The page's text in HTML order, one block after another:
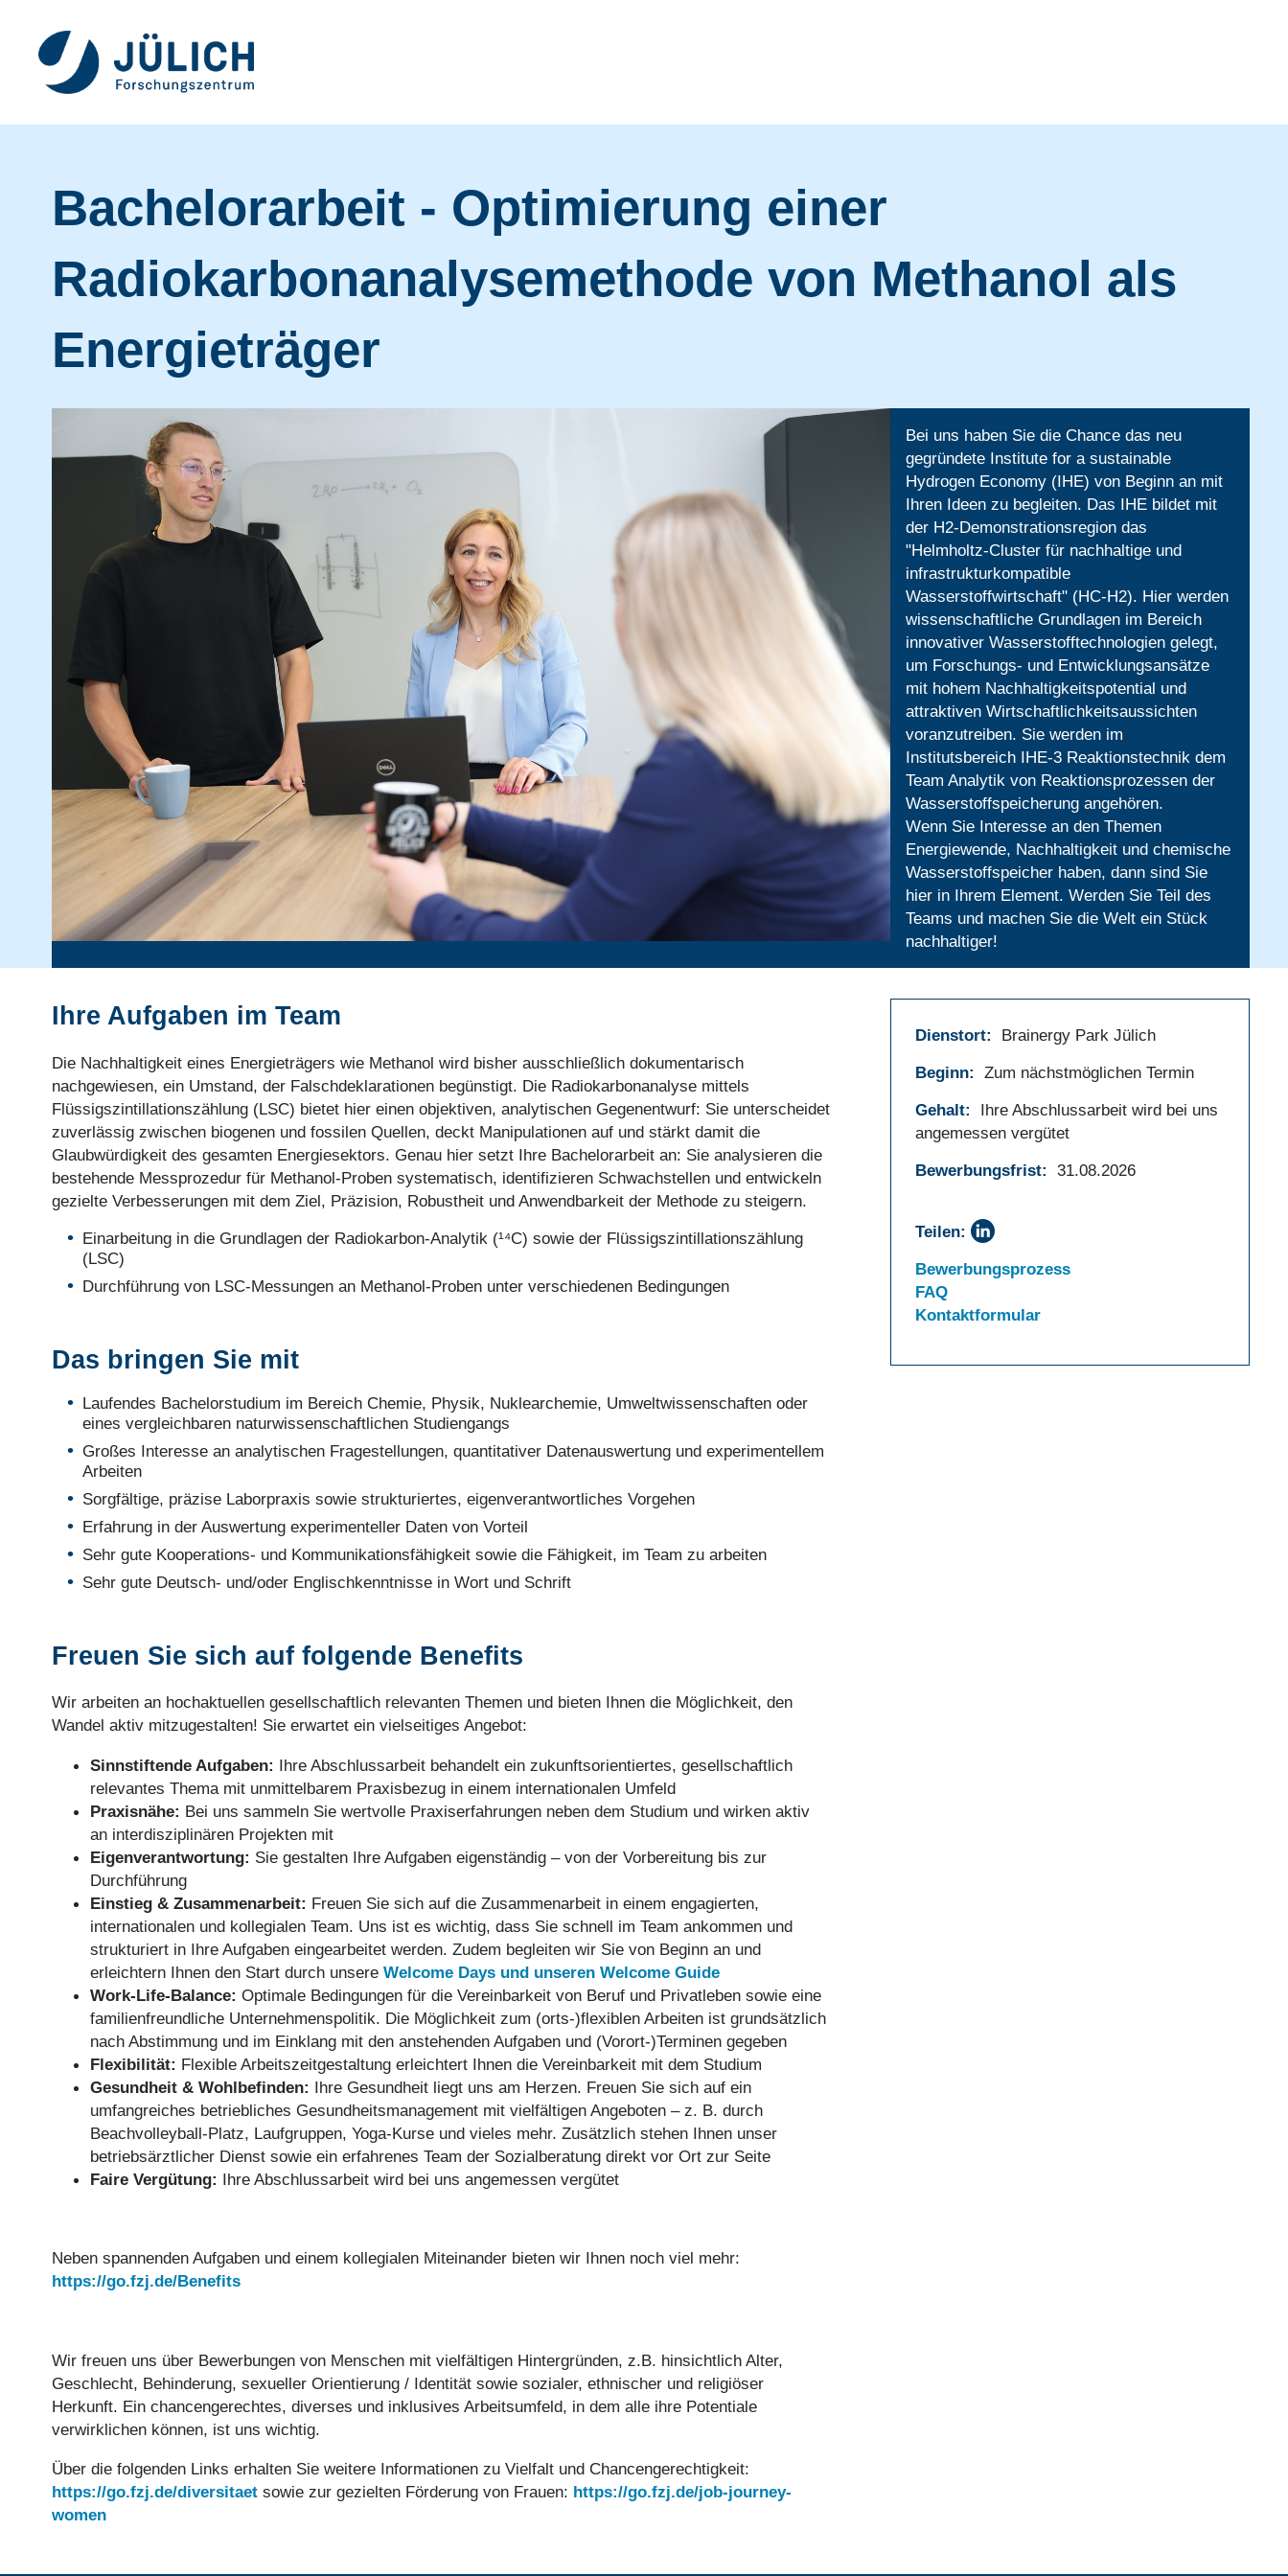
Bachelorarbeit - Optimierung einer
Radiokarbonanalysemethode von Methanol als
Energieträger
Bei uns haben Sie die Chance das neu
gegründete Institute for a sustainable
Hydrogen Economy (IHE) von Beginn an mit
Ihren Ideen zu begleiten. Das IHE bildet mit
der H2-Demonstrationsregion das
"Helmholtz-Cluster für nachhaltige und
infrastrukturkompatible
Wasserstoffwirtschaft" (HC-H2). Hier werden
wissenschaftliche Grundlagen im Bereich
innovativer Wasserstofftechnologien gelegt,
um Forschungs- und Entwicklungsansätze
mit hohem Nachhaltigkeitspotential und
attraktiven Wirtschaftlichkeitsaussichten
voranzutreiben. Sie werden im
Institutsbereich IHE-3 Reaktionstechnik dem
Team Analytik von Reaktionsprozessen der
Wasserstoffspeicherung angehören.
Wenn Sie Interesse an den Themen
Energiewende, Nachhaltigkeit und chemische
Wasserstoffspeicher haben, dann sind Sie
hier in Ihrem Element. Werden Sie Teil des
Teams und machen Sie die Welt ein Stück
nachhaltiger!
Ihre Aufgaben im Team
Die Nachhaltigkeit eines Energieträgers wie Methanol wird bisher ausschließlich dokumentarisch
nachgewiesen, ein Umstand, der Falschdeklarationen begünstigt. Die Radiokarbonanalyse mittels
Flüssigszintillationszählung (LSC) bietet hier einen objektiven, analytischen Gegenentwurf: Sie unterscheidet
zuverlässig zwischen biogenen und fossilen Quellen, deckt Manipulationen auf und stärkt damit die
Glaubwürdigkeit des gesamten Energiesektors. Genau hier setzt Ihre Bachelorarbeit an: Sie analysieren die
bestehende Messprozedur für Methanol-Proben systematisch, identifizieren Schwachstellen und entwickeln
gezielte Verbesserungen mit dem Ziel, Präzision, Robustheit und Anwendbarkeit der Methode zu steigern.
Einarbeitung in die Grundlagen der Radiokarbon-Analytik (¹⁴C) sowie der Flüssigszintillationszählung
(LSC)
Durchführung von LSC-Messungen an Methanol-Proben unter verschiedenen Bedingungen
Das bringen Sie mit
Laufendes Bachelorstudium im Bereich Chemie, Physik, Nuklearchemie, Umweltwissenschaften oder
eines vergleichbaren naturwissenschaftlichen Studiengangs
Großes Interesse an analytischen Fragestellungen, quantitativer Datenauswertung und experimentellem
Arbeiten
Sorgfältige, präzise Laborpraxis sowie strukturiertes, eigenverantwortliches Vorgehen
Erfahrung in der Auswertung experimenteller Daten von Vorteil
Sehr gute Kooperations- und Kommunikationsfähigkeit sowie die Fähigkeit, im Team zu arbeiten
Sehr gute Deutsch- und/oder Englischkenntnisse in Wort und Schrift
Freuen Sie sich auf folgende Benefits
Wir arbeiten an hochaktuellen gesellschaftlich relevanten Themen und bieten Ihnen die Möglichkeit, den
Wandel aktiv mitzugestalten! Sie erwartet ein vielseitiges Angebot:
Sinnstiftende Aufgaben: Ihre Abschlussarbeit behandelt ein zukunftsorientiertes, gesellschaftlich
relevantes Thema mit unmittelbarem Praxisbezug in einem internationalen Umfeld
Praxisnähe: Bei uns sammeln Sie wertvolle Praxiserfahrungen neben dem Studium und wirken aktiv
an interdisziplinären Projekten mit
Eigenverantwortung: Sie gestalten Ihre Aufgaben eigenständig – von der Vorbereitung bis zur
Durchführung
Einstieg & Zusammenarbeit: Freuen Sie sich auf die Zusammenarbeit in einem engagierten,
internationalen und kollegialen Team. Uns ist es wichtig, dass Sie schnell im Team ankommen und
strukturiert in Ihre Aufgaben eingearbeitet werden. Zudem begleiten wir Sie von Beginn an und
erleichtern Ihnen den Start durch unsere Welcome Days und unseren Welcome Guide
Work-Life-Balance: Optimale Bedingungen für die Vereinbarkeit von Beruf und Privatleben sowie eine
familienfreundliche Unternehmenspolitik. Die Möglichkeit zum (orts-)flexiblen Arbeiten ist grundsätzlich
nach Abstimmung und im Einklang mit den anstehenden Aufgaben und (Vorort-)Terminen gegeben
Flexibilität: Flexible Arbeitszeitgestaltung erleichtert Ihnen die Vereinbarkeit mit dem Studium
Gesundheit & Wohlbefinden: Ihre Gesundheit liegt uns am Herzen. Freuen Sie sich auf ein
umfangreiches betriebliches Gesundheitsmanagement mit vielfältigen Angeboten – z. B. durch
Beachvolleyball-Platz, Laufgruppen, Yoga-Kurse und vieles mehr. Zusätzlich stehen Ihnen unser
betriebsärztlicher Dienst sowie ein erfahrenes Team der Sozialberatung direkt vor Ort zur Seite
Faire Vergütung: Ihre Abschlussarbeit wird bei uns angemessen vergütet
Neben spannenden Aufgaben und einem kollegialen Miteinander bieten wir Ihnen noch viel mehr:
https://go.fzj.de/Benefits
Wir freuen uns über Bewerbungen von Menschen mit vielfältigen Hintergründen, z.B. hinsichtlich Alter,
Geschlecht, Behinderung, sexueller Orientierung / Identität sowie sozialer, ethnischer und religiöser
Herkunft. Ein chancengerechtes, diverses und inklusives Arbeitsumfeld, in dem alle ihre Potentiale
verwirklichen können, ist uns wichtig.
Über die folgenden Links erhalten Sie weitere Informationen zu Vielfalt und Chancengerechtigkeit:
https://go.fzj.de/diversitaetsowie zur gezielten Förderung von Frauen: https://go.fzj.de/job-journey-
women
Dienstort:
Brainergy Park Jülich
Beginn: Zum nächstmöglichen Termin
Gehalt:
Ihre Abschlussarbeit wird bei uns
angemessen vergütet
Bewerbungsfrist: 31.08.2026
Teilen:
Bewerbungsprozess
FAQ
Kontaktformular